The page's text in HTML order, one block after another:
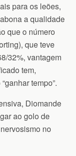
para os leões,
a qualidade
que o número
que teve
32%, vantagem
tem,
tempo”.
Diomande
ao golo de
no